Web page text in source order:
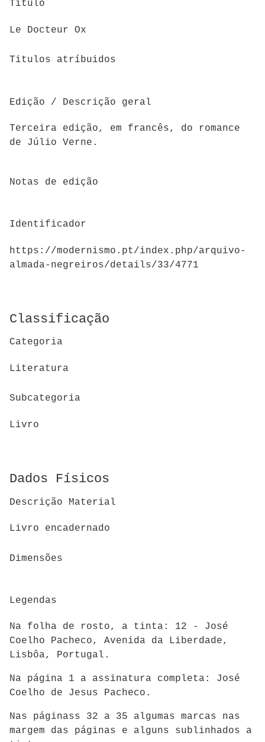
Titulo
Le Docteur Ox
Titulos atríbuidos
Edição / Descrição geral
Terceira edição, em francês, do romance
de Júlio Verne.
Notas de edição
Identificador
https://modernismo.pt/index.php/arquivo-
almada-negreiros/details/33/4771
Classificação
Categoria
Literatura
Subcategoria
Livro
Dados Físicos
Descrição Material
Livro encadernado
Dimensões
Legendas
Na folha de rosto, a tinta: 12 - José
Coelho Pacheco, Avenida da Liberdade,
Lisbôa, Portugal.
Na página 1 a assinatura completa: José
Coelho de Jesus Pacheco.
Nas páginass 32 a 35 algumas marcas nas
margem das páginas e alguns sublinhados a